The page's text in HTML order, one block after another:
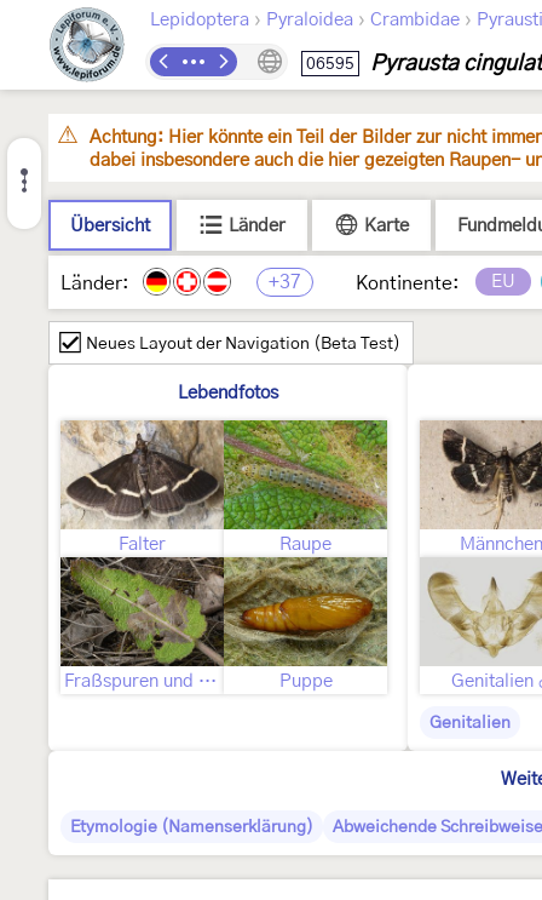
Lepidoptera › Pyraloidea › Crambidae ›
06595 Pyrausta
Achtung: Hier könnte ein Teil der Bilder zur nicht
dabei insbesondere auch die hier gezeigten Raupen-
Übersicht Länder Karte
Länder: +37 Kontinente: EU
Neues Layout der Navigation (Beta Test)
Lebendfotos
Falter Raupe
Fraßspuren und Befallsbild Puppe
Männchen
Genitalien
Genitalien
Etymologie (Namenserklärung) Abweichende